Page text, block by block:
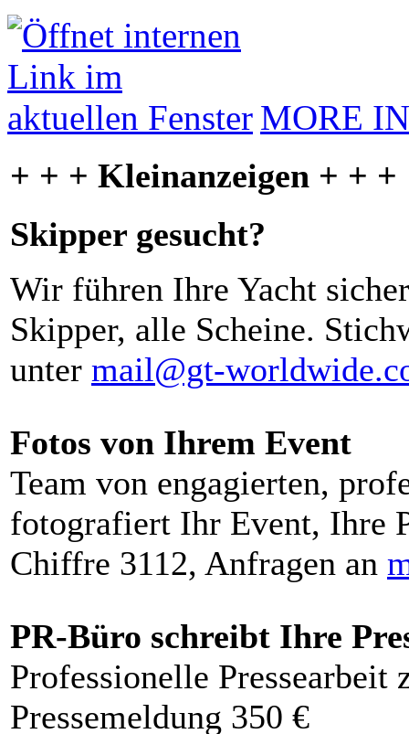
MORE
+ + + Kleinanzeigen + + +
Skipper gesucht?
Wir führen Ihre Yacht
Skipper, alle Scheine.
unter mail@gt-
Fotos von Ihrem Event
Team von engagierten,
fotografiert Ihr Event, Ihre
Chiffre 3112, Anfragen an
PR-Büro schreibt Ihre
Professionelle Pressearbeit
Pressemeldung 350 €